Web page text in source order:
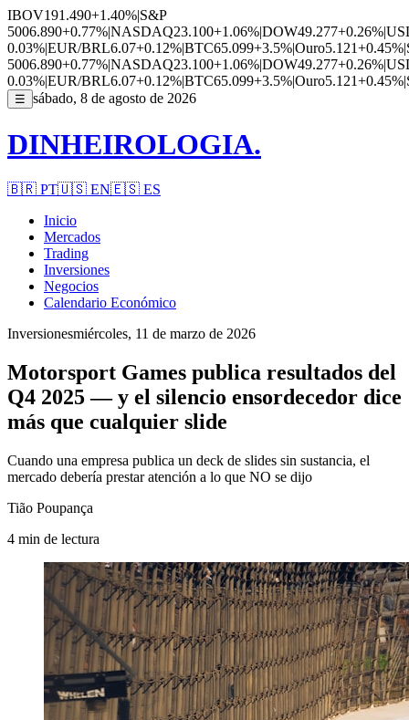
IBOV191.490+1.40%|S&P
5006.890+0.77%|NASDAQ23.100+1.06%|DOW49.277+0.26%|
0.03%|EUR/BRL6.07+0.12%|BTC65.099+3.5%|Ouro5.121+0.45%|
5006.890+0.77%|NASDAQ23.100+1.06%|DOW49.277+0.26%|
0.03%|EUR/BRL6.07+0.12%|BTC65.099+3.5%|Ouro5.121+0.45%|
☰ sábado, 8 de agosto de 2026
DINHEIROLOGIA.
🇧🇷 PT🇺🇸 EN🇪🇸 ES
Inicio
Mercados
Trading
Inversiones
Negocios
Calendario Económico
Inversionesmiércoles, 11 de marzo de 2026
Motorsport Games publica resultados del
Q4 2025 — y el silencio ensordecedor dice
más que cualquier slide
Cuando una empresa publica un deck de slides sin sustancia, el
mercado debería prestar atención a lo que NO se dijo
Tião Poupança
4 min de lectura